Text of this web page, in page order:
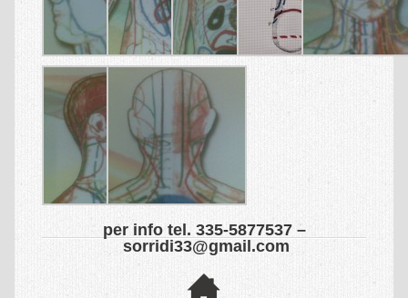
per info tel. 335-5877537 –
sorridi33@gmail.com